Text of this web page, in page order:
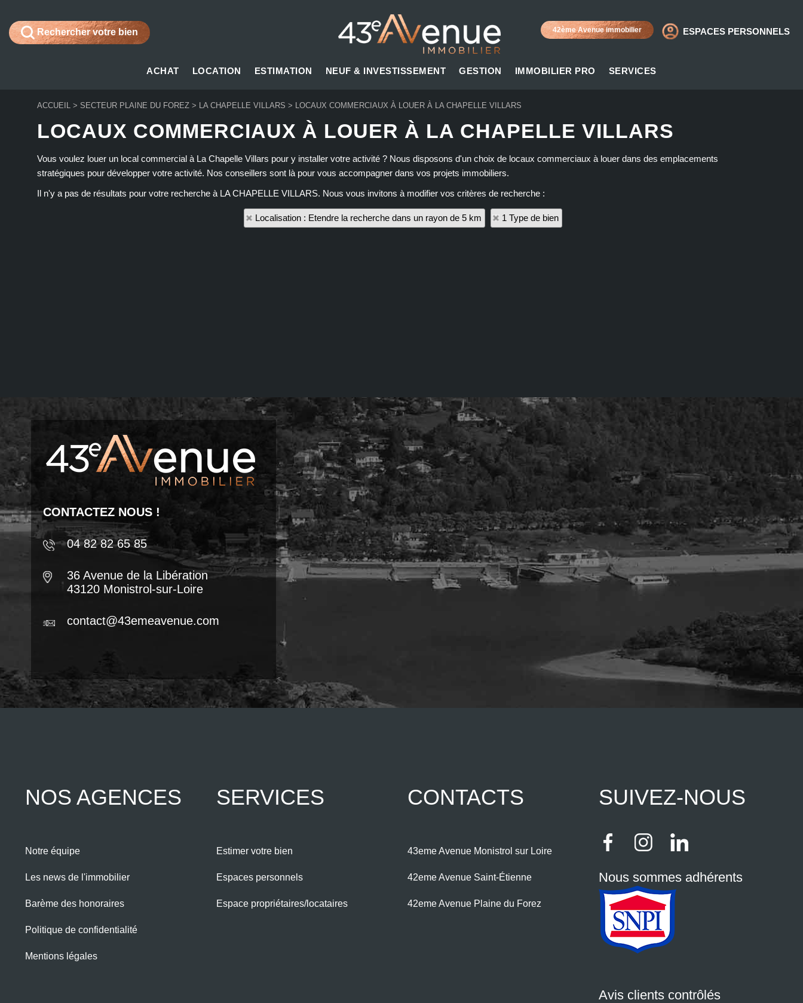
Rechercher votre bien 42ème Avenue immobilier ESPACES PERSONNELS
ACHAT LOCATION ESTIMATION NEUF & INVESTISSEMENT GESTION IMMOBILIER PRO SERVICES
ACCUEIL > SECTEUR PLAINE DU FOREZ > LA CHAPELLE VILLARS > LOCAUX COMMERCIAUX À LOUER À LA CHAPELLE VILLARS
LOCAUX COMMERCIAUX À LOUER À LA CHAPELLE VILLARS
Vous voulez louer un local commercial à La Chapelle Villars pour y installer votre activité ? Nous disposons d'un choix de locaux commerciaux à louer dans des emplacements
stratégiques pour développer votre activité. Nos conseillers sont là pour vous accompagner dans vos projets immobiliers.
Il n'y a pas de résultats pour votre recherche à LA CHAPELLE VILLARS. Nous vous invitons à modifier vos critères de recherche :
Localisation : Etendre la recherche dans un rayon de 5 km 1 Type de bien
CONTACTEZ NOUS !
04 82 82 65 85
36 Avenue de la Libération
43120 Monistrol-sur-Loire
contact@43emeavenue.com
NOS AGENCES
Notre équipe
Les news de l'immobilier
Barème des honoraires
Politique de confidentialité
Mentions légales
SERVICES
Estimer votre bien
Espaces personnels
Espace propriétaires/locataires
CONTACTS
43eme Avenue Monistrol sur Loire
42eme Avenue Saint-Étienne
42eme Avenue Plaine du Forez
SUIVEZ-NOUS
Nous sommes adhérents
Avis clients contrôlés